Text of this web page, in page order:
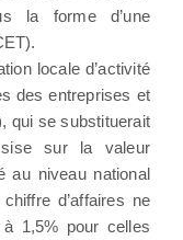
la forme d’une
locale d’activité
des entreprises et
qui se substituerait
sur la valeur
au niveau national
d’affaires ne
1,5% pour celles